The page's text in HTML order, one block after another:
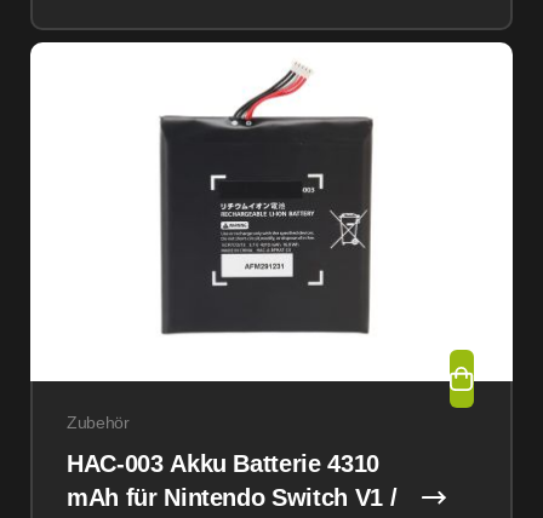
Zubehör
HAC-003 Akku Batterie 4310
mAh für Nintendo Switch V1 /